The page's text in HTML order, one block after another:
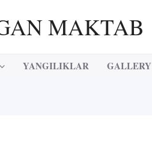
MAKTAB
YANGILIKLAR GALLERY